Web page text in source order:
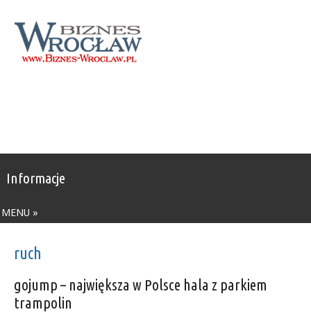
Informacje
MENU »
ruch
gojump – największa w Polsce hala z parkiem
trampolin